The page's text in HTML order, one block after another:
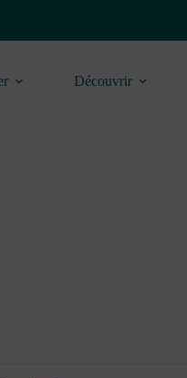
Découvrir